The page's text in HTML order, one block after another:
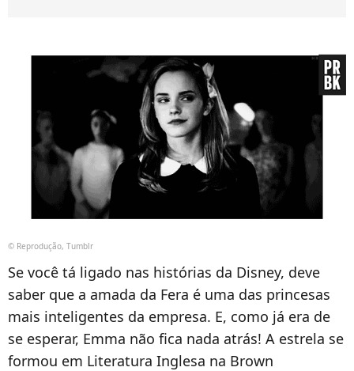
© Reprodução, Tumblr
Se você tá ligado nas histórias da Disney, deve
saber que a amada da Fera é uma das princesas
mais inteligentes da empresa. E, como já era de
se esperar, Emma não fica nada atrás! A estrela se
formou em Literatura Inglesa na Brown